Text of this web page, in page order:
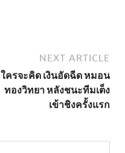
NEXT ARTICLE
ใครจะคิด เงินอัดฉีด หมอน
ทองวิทยา หลังชนะทีมเต็ง
เข้าชิงครั้งแรก